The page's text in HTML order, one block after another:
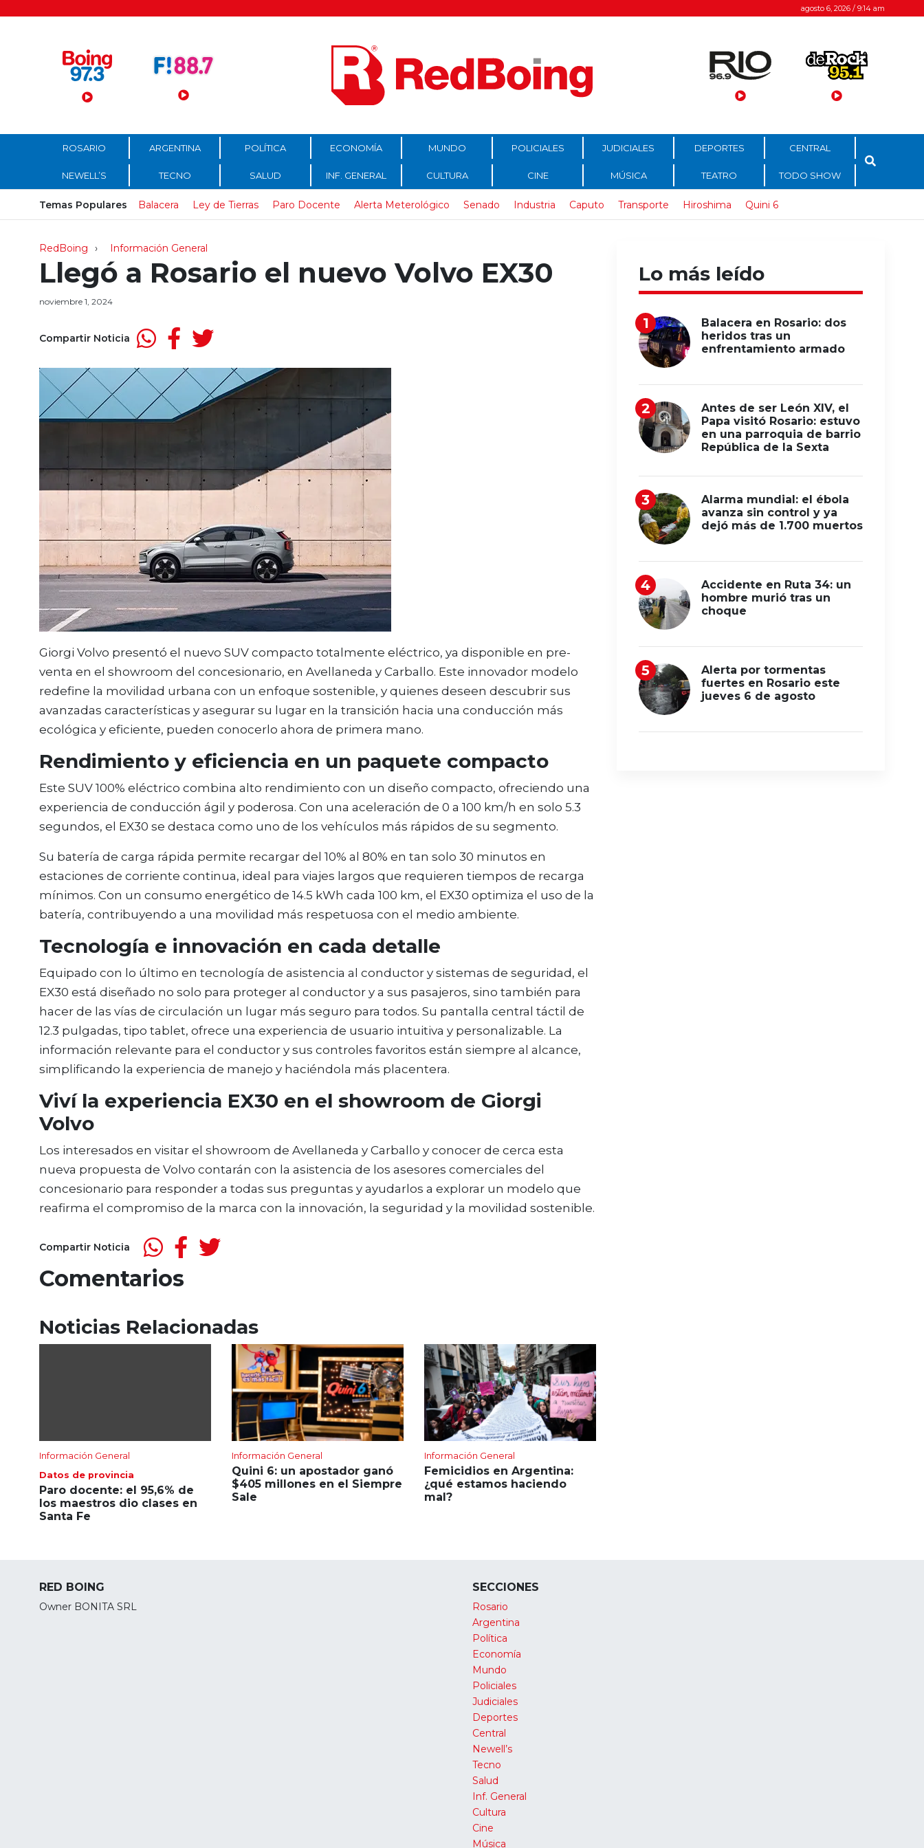
Menú Principal agosto 6, 2026 / 9:14 am
ROSARIO ARGENTINA POLÍTICA ECONOMÍA MUNDO POLICIALES JUDICIALES DEPORTES CENTRAL
NEWELL’S TECNO SALUD INF. GENERAL CULTURA CINE MÚSICA TEATRO TODO SHOW
Temas Populares Balacera Ley de Tierras Paro Docente Alerta Meterológico Senado Industria Caputo Transporte Hiroshima Quini 6
RedBoing Información General
Llegó a Rosario el nuevo Volvo EX30
noviembre 1, 2024
Compartir Noticia
Giorgi Volvo presentó el nuevo SUV compacto totalmente eléctrico, ya disponible en pre-
venta en el showroom del concesionario, en Avellaneda y Carballo. Este innovador modelo
redefine la movilidad urbana con un enfoque sostenible, y quienes deseen descubrir sus
avanzadas características y asegurar su lugar en la transición hacia una conducción más
ecológica y eficiente, pueden conocerlo ahora de primera mano.
Rendimiento y eficiencia en un paquete compacto
Este SUV 100% eléctrico combina alto rendimiento con un diseño compacto, ofreciendo una
experiencia de conducción ágil y poderosa. Con una aceleración de 0 a 100 km/h en solo 5.3
segundos, el EX30 se destaca como uno de los vehículos más rápidos de su segmento.
Su batería de carga rápida permite recargar del 10% al 80% en tan solo 30 minutos en
estaciones de corriente continua, ideal para viajes largos que requieren tiempos de recarga
mínimos. Con un consumo energético de 14.5 kWh cada 100 km, el EX30 optimiza el uso de la
batería, contribuyendo a una movilidad más respetuosa con el medio ambiente.
Tecnología e innovación en cada detalle
Equipado con lo último en tecnología de asistencia al conductor y sistemas de seguridad, el
EX30 está diseñado no solo para proteger al conductor y a sus pasajeros, sino también para
hacer de las vías de circulación un lugar más seguro para todos. Su pantalla central táctil de
12.3 pulgadas, tipo tablet, ofrece una experiencia de usuario intuitiva y personalizable. La
información relevante para el conductor y sus controles favoritos están siempre al alcance,
simplificando la experiencia de manejo y haciéndola más placentera.
Viví la experiencia EX30 en el showroom de Giorgi
Volvo
Los interesados en visitar el showroom de Avellaneda y Carballo y conocer de cerca esta
nueva propuesta de Volvo contarán con la asistencia de los asesores comerciales del
concesionario para responder a todas sus preguntas y ayudarlos a explorar un modelo que
reafirma el compromiso de la marca con la innovación, la seguridad y la movilidad sostenible.
Compartir Noticia
Comentarios
Noticias Relacionadas
Información General
Datos de provincia
Paro docente: el 95,6% de
los maestros dio clases en
Santa Fe
Información General
Quini 6: un apostador ganó
$405 millones en el Siempre
Sale
Información General
Femicidios en Argentina:
¿qué estamos haciendo
mal?
Lo más leído
Balacera en Rosario: dos
heridos tras un
enfrentamiento armado
Antes de ser León XIV, el
Papa visitó Rosario: estuvo
en una parroquia de barrio
República de la Sexta
Alarma mundial: el ébola
avanza sin control y ya
dejó más de 1.700 muertos
Accidente en Ruta 34: un
hombre murió tras un
choque
Alerta por tormentas
fuertes en Rosario este
jueves 6 de agosto
RED BOING
Owner BONITA SRL
SECCIONES
Rosario
Argentina
Política
Economía
Mundo
Policiales
Judiciales
Deportes
Central
Newell’s
Tecno
Salud
Inf. General
Cultura
Cine
Música